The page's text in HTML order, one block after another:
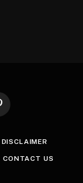
DISCLAIMER
CONTACT US